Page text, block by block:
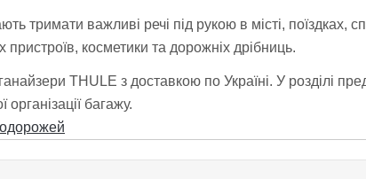
важливі речі під рукою в місті, поїздках,
косметики та дорожніх дрібниць.
THULE з доставкою по Україні. У розділі
багажу.